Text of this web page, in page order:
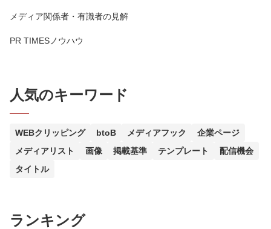
メディア関係者・有識者の見解
PR TIMESノウハウ
人気のキーワード
WEBクリッピング btoB メディアフック
企業ページ
メディアリスト
画像 掲載基準 テンプレート
配信機会
タイトル
ランキング